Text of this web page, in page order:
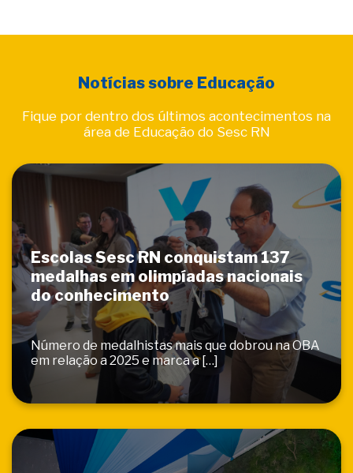
Notícias sobre Educação
Fique por dentro dos últimos acontecimentos na
área de Educação do Sesc RN
Escolas Sesc RN conquistam 137
medalhas em olimpíadas nacionais
do conhecimento
Número de medalhistas mais que dobrou na OBA
em relação a 2025 e marca a […]